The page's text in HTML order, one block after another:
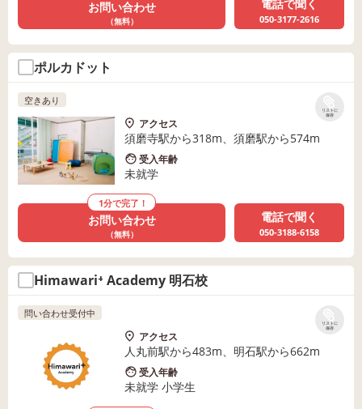
お問い合わせ
（無料）
電話で聞く
050-3177-2616
ポルカドット
リストに
保存
空きあり
アクセス
須磨寺駅から318m、須磨駅から574m
受入年齢
未就学
1分で完了！
お問い合わせ
（無料）
電話で聞く
050-3188-6158
Himawari⁺ Academy 明石校
リストに
保存
問い合わせ受付中
アクセス
人丸前駅から483m、明石駅から662m
受入年齢
未就学 小学生